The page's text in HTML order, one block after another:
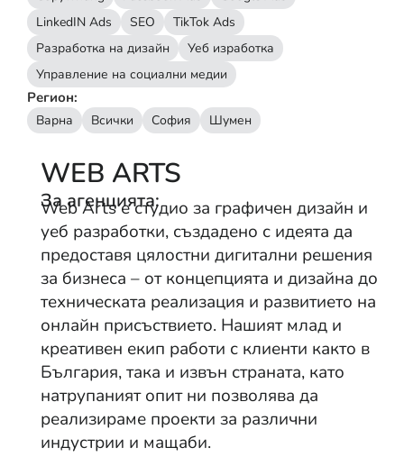
LinkedIN Ads
SEO
TikTok Ads
Разработка на дизайн
Уеб изработка
Управление на социални медии
Регион:
Варна Всички София Шумен
WEB ARTS
За агенцията:
Web Arts е студио за графичен дизайн и
уеб разработки, създадено с идеята да
предоставя цялостни дигитални решения
за бизнеса – от концепцията и дизайна до
техническата реализация и развитието на
онлайн присъствието. Нашият млад и
креативен екип работи с клиенти както в
България, така и извън страната, като
натрупаният опит ни позволява да
реализираме проекти за различни
индустрии и мащаби.